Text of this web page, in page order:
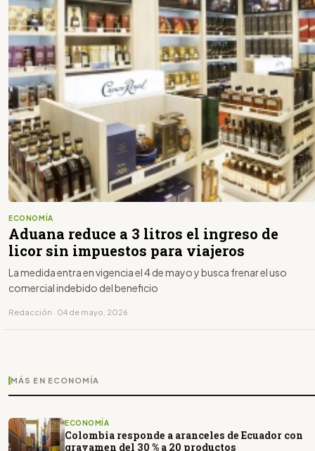
ECONOMÍA
Aduana reduce a 3 litros el ingreso de
licor sin impuestos para viajeros
La medida entra en vigencia el 4 de mayo y busca frenar el uso
comercial indebido del beneficio
Redacción · 04 de mayo, 2026
MÁS EN ECONOMÍA
ECONOMÍA
Colombia responde a aranceles de Ecuador con
gravamen del 30 % a 20 productos